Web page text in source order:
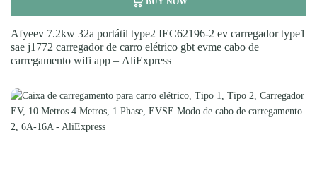
Afyeev 7.2kw 32a portátil type2 IEC62196-2 ev carregador type1
sae j1772 carregador de carro elétrico gbt evme cabo de
carregamento wifi app – AliExpress